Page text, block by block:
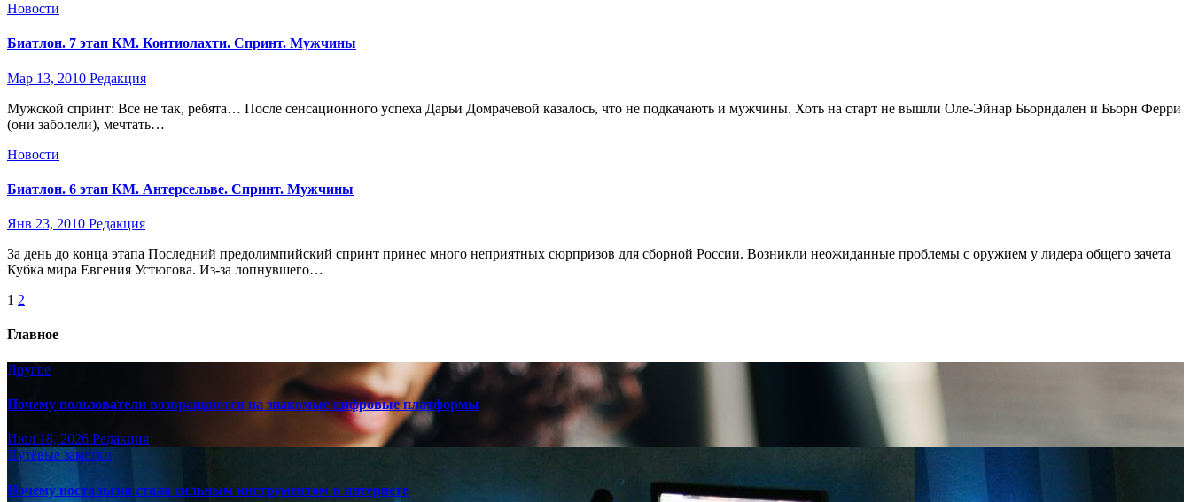
Новости
Биатлон. 7 этап КМ. Контиолахти. Спринт. Мужчины
Мар 13, 2010 Редакция
Мужской спринт: Все не так, ребята… После сенсационного успеха Дарьи Домрачевой казалось, что не подкачають и мужчины. Хоть на старт не вышли Оле-Эйнар Бьорндален и Бьорн Ферри
(они заболели), мечтать…
Новости
Биатлон. 6 этап КМ. Антерсельве. Спринт. Мужчины
Янв 23, 2010 Редакция
За день до конца этапа Последний предолимпийский спринт принес много неприятных сюрпризов для сборной России. Возникли неожиданные проблемы с оружием у лидера общего зачета
Кубка мира Евгения Устюгова. Из-за лопнувшего…
Пагинация
записей
1 2
Главное
Другое
Почему пользователи возвращаются на знакомые цифровые платформы
Июл 18, 2026 Редакция
Путёвые заметки
Почему ностальгия стала сильным инструментом в интернете